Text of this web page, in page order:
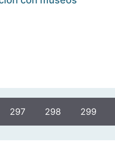
297 298 299